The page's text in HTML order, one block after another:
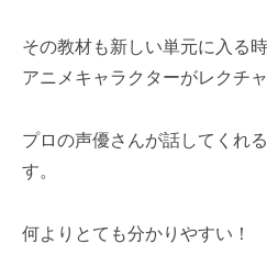
その教材も新しい単元に入る
アニメキャラクターがレクチャ
プロの声優さんが話してくれ
す。
何よりとても分かりやすい！